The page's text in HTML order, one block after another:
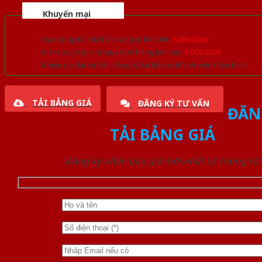
Khuyến mại
Quà tặng đồ nội thất trang trí lên đến 1.000.000đ
Giảm trực tiếp khi mua đơn hàng lớn hơn 3.000.000đ
Nhiều ưu đãi lớn khi đăng ký tài khoản thành viên thân thiết
TẢI BẢNG GIÁ ĐĂNG KÝ TƯ VẤN
TẢI BẢNG GIÁ
Đăng ký nhận báo giá mới nhất từ chúng tôi